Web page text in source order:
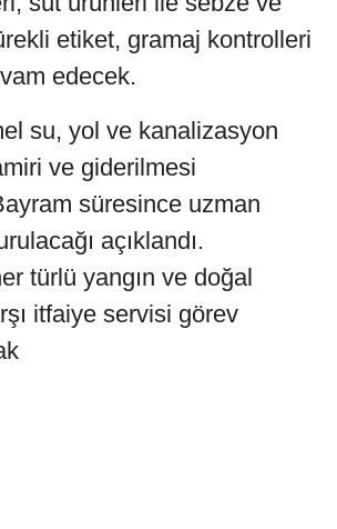
etiket, gramaj kontrolleri
edecek.
su, yol ve kanalizasyon
ve giderilmesi
süresince uzman
açıklandı.
türlü yangın ve doğal
itfaiye servisi görev